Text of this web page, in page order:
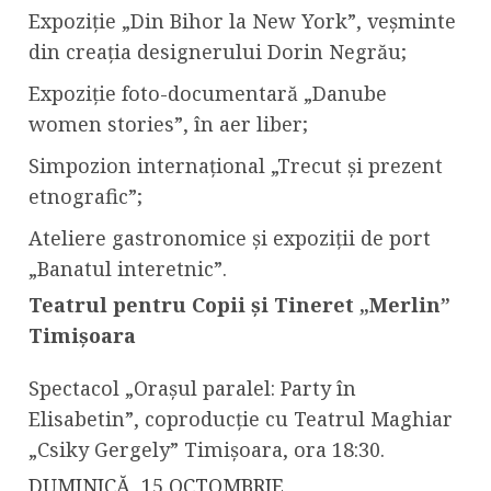
Expoziție „Din Bihor la New York”, veșminte
din creația designerului Dorin Negrău;
Expoziție foto-documentară „Danube
women stories”, în aer liber;
Simpozion internațional „Trecut și prezent
etnografic”;
Ateliere gastronomice și expoziții de port
„Banatul interetnic”.
Teatrul pentru Copii și Tineret „Merlin”
Timișoara
Spectacol „Orașul paralel: Party în
Elisabetin”, coproducție cu Teatrul Maghiar
„Csiky Gergely” Timișoara, ora 18:30.
DUMINICĂ, 15 OCTOMBRIE